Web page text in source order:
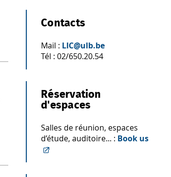
Contacts
Mail : LIC@ulb.be
Tél : 02/650.20.54
Réservation
d'espaces
Salles de réunion, espaces
d’étude, auditoire... : Book us